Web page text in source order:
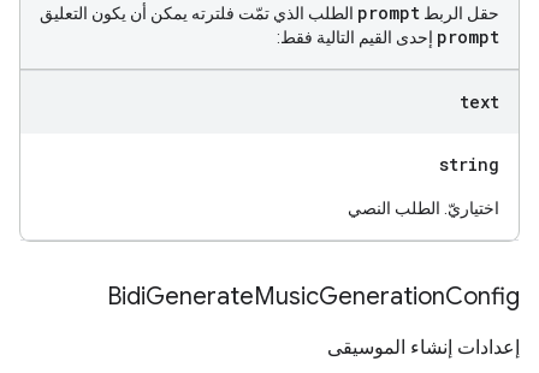
حقل الربط prompt الطلب الذي تمّت فلترته يمكن أن يكون التعليق
prompt إحدى القيم التالية فقط:
text
string
اختياريّ. الطلب النصي
BidiGenerateMusicGenerationConfig
إعدادات إنشاء الموسيقى